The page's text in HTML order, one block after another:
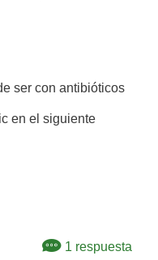
ser con antibióticos
en el siguiente
1 respuesta